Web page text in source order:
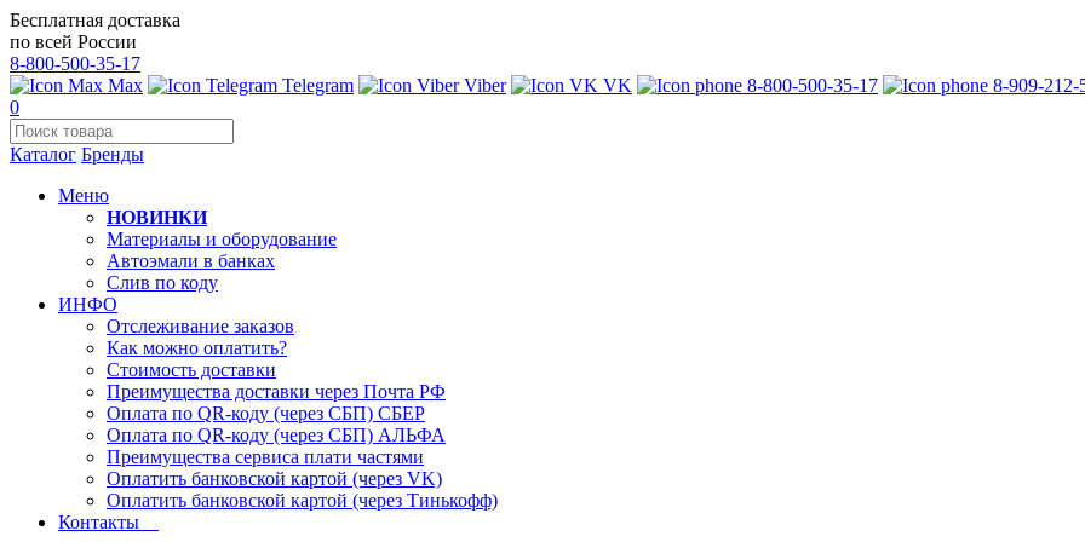
Бесплатная доставка
по всей России
8-800-500-35-17
Max
Telegram Viber VK 8-800-500-35-17
8-909-212-
0
Каталог Бренды
Меню
НОВИНКИ
Материалы и оборудование
Автоэмали в банках
Слив по коду
ИНФО
Отслеживание заказов
Как можно оплатить?
Стоимость доставки
Преимущества доставки через Почта РФ
Оплата по QR-коду (через СБП) СБЕР
Оплата по QR-коду (через СБП) АЛЬФА
Преимущества сервиса плати частями
Оплатить банковской картой (через VK)
Оплатить банковской картой (через Тинькофф)
Контакты